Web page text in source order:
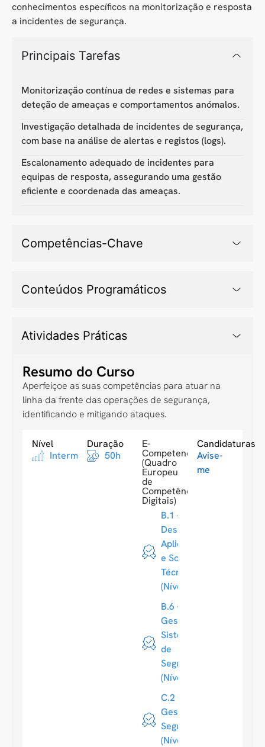
conhecimentos específicos na monitorização e resposta
a incidentes de segurança.
Principais Tarefas
Monitorização contínua de redes e sistemas para
deteção de ameaças e comportamentos anómalos.
Investigação detalhada de incidentes de segurança,
com base na análise de alertas e registos (logs).
Escalonamento adequado de incidentes para
equipas de resposta, assegurando uma gestão
eficiente e coordenada das ameaças.
Competências-Chave
Conteúdos Programáticos
Atividades Práticas
Resumo do Curso
Aperfeiçoe as suas competências para atuar na
linha da frente das operações de segurança,
identificando e mitigando ataques.
Nível
Intermediario
Duração
50h
E-
Competences
(Quadro
Europeu
de
Competências
Digitais)
B.1 -
Design de
Aplicações
e Soluções
Técnicas
(Nível 3)
B.6 -
Gestão de
Sistemas
de
Segurança
(Nível 3)
C.2 -
Gestão de
Segurança
(Nível 3)
Candidaturas
Avise-
me